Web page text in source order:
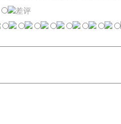
差评